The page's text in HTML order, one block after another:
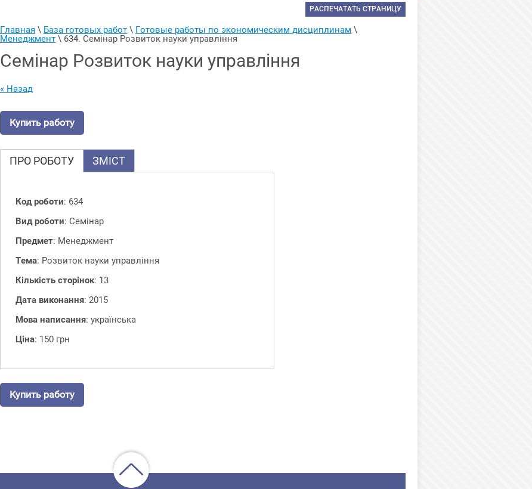
РАСПЕЧАТАТЬ СТРАНИЦУ
Главная \ База готовых работ \ Готовые работы по экономическим дисциплинам
Менеджмент \ 634. Семінар Розвиток науки управління
Семінар Розвиток науки управління
« Назад
Купить работу
ПРО РОБОТУ ЗМІСТ
Код роботи: 634
Вид роботи: Семінар
Предмет: Менеджмент
Тема: Розвиток науки управління
Кількість сторінок: 13
Дата виконання: 2015
Мова написання: українська
Ціна: 150 грн
Купить работу